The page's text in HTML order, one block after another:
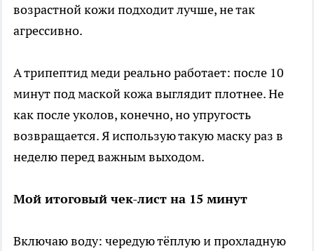
возрастной кожи подходит лучше, не так
агрессивно.
А трипептид меди реально работает: после 10
минут под маской кожа выглядит плотнее. Не
как после уколов, конечно, но упругость
возвращается. Я использую такую маску раз в
неделю перед важным выходом.
Мой итоговый чек-лист на 15 минут
Включаю воду: чередую тёплую и прохладную